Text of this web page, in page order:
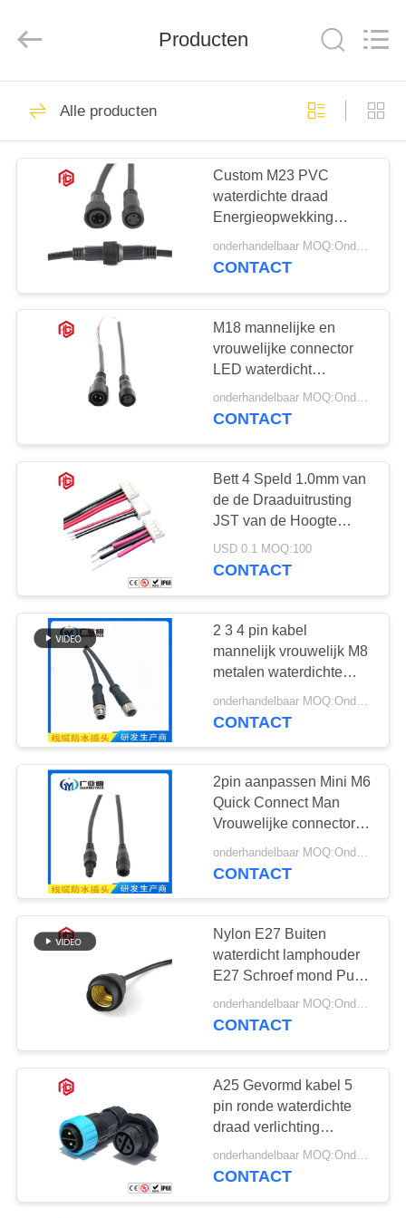
HUIS
PRODUCTEN
ONGEVEER
FABRIEKSREIS
KWALITEITSCONTROLE
SITEMAP
PRIVACY
POLICY
Ltd..
Waterdichte
Cirkelschakelaar
299
Laag Voltage
Waterdichte
Schakelaar
60
Waterdichte
Gegevensschakelaar
41
E27 Lamphouder
56
Waterdichte
Mannelijke
Vrouwelijke
Schakelaar
Waterdichte
Kabelschakelaar
96
Producten
Alle producten
Custom M23 PVC
waterdichte draad
Energieopwekking
Distribueerde
energievoorziening
onderhandelbaar MOQ:Onderhandelbaar
CONTACT
M18 mannelijke en
vrouwelijke connector
LED waterdicht
connector cirkelvormige
waterdichte draad
onderhandelbaar MOQ:Onderhandelbaar
CONTACT
Bett 4 Speld 1.0mm van
de de Draaduitrusting
JST van de Hoogte
Plastic Schakelaar van
de de VERPAKKEN EN
USD 0.1 MOQ:100
CONTACT
2 3 4 pin kabel
mannelijk vrouwelijk M8
metalen waterdichte
connector
CONTACT
2pin aanpassen Mini M6
Quick Connect Man
Vrouwelijke connector
met één elektrische
draad
onderhandelbaar MOQ:Onderhandelbaar
CONTACT
Nylon E27 Buiten
waterdicht lamphouder
E27 Schroef mond Puur
koperen lamphouder
Kroonluchter
onderhandelbaar MOQ:Onderhandelbaar
CONTACT
A25 Gevormd kabel 5
pin ronde waterdichte
draad verlichting
elektrische adapter
connector
onderhandelbaar MOQ:Onderhandelbaar
CONTACT